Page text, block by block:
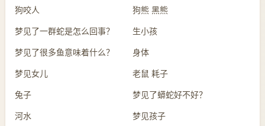
狗咬人 狗熊 黑熊
梦见了一群蛇是怎么回事？ 生小孩
梦见了很多鱼意味着什么？ 身体
梦见女儿 老鼠 耗子
兔子 梦见了蟒蛇好不好？
河水 梦见孩子